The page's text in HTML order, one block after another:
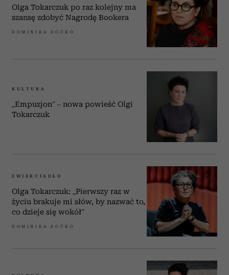
Olga Tokarczuk po raz kolejny ma
szansę zdobyć Nagrodę Bookera
DOMINIKA SOĆKO
KULTURA
„Empuzjon” – nowa powieść Olgi
Tokarczuk
ZWIERCIADŁO
Olga Tokarczuk: „Pierwszy raz w
życiu brakuje mi słów, by nazwać to,
co dzieje się wokół”
DOMINIKA SOĆKO